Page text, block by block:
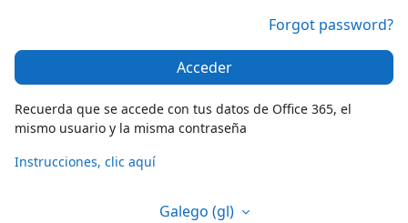
Forgot password?
Acceder
Recuerda que se accede con tus datos de Office 365, el
mismo usuario y la misma contraseña
Instrucciones, clic aquí
Galego ‎(gl)‎